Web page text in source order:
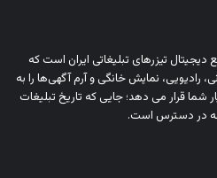
دیجیتال تیزرهای تبلیغاتی ایران است که
رادیویی، نمایش خانگی و آرم‌ آگهی‌ها را به‌
شما قرار می‌ دهد؛ جایی که تاریخ تبلیغات
در دسترس است.